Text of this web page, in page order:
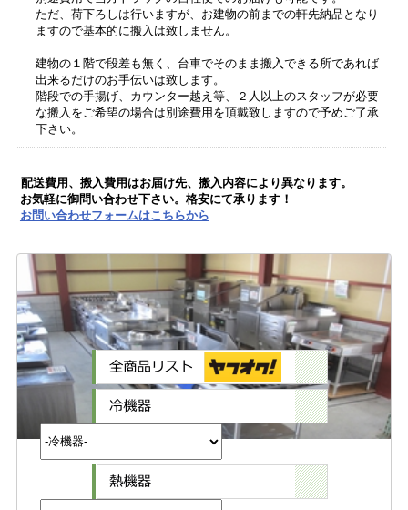
ただ、荷下ろしは行いますが、お建物の前までの軒先納品となり
ますので基本的に搬入は致しません。
建物の１階で段差も無く、台車でそのまま搬入できる所であれば
出来るだけのお手伝いは致します。
階段での手揚げ、カウンター越え等、２人以上のスタッフが必要
な搬入をご希望の場合は別途費用を頂戴致しますので予めご了承
下さい。
配送費用、搬入費用はお届け先、搬入内容により異なります。
お気軽に御問い合わせ下さい。格安にて承ります！
お問い合わせフォームはこちらから